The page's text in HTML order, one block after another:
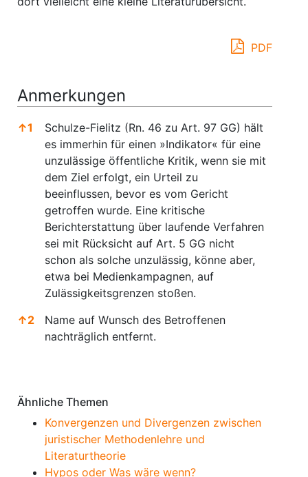
PDF
Anmerkungen
↑1
Schulze-Fielitz (Rn. 46 zu Art. 97 GG) hält
es immerhin für einen »Indikator« für eine
unzulässige öffentliche Kritik, wenn sie mit
dem Ziel erfolgt, ein Urteil zu
beeinflussen, bevor es vom Gericht
getroffen wurde. Eine kritische
Berichterstattung über laufende Verfahren
sei mit Rücksicht auf Art. 5 GG nicht
schon als solche unzulässig, könne aber,
etwa bei Medienkampagnen, auf
Zulässigkeitsgrenzen stoßen.
↑2
Name auf Wunsch des Betroffenen
nachträglich entfernt.
Ähnliche Themen
Konvergenzen und Divergenzen zwischen
juristischer Methodenlehre und
Literaturtheorie
Hypos oder Was wäre wenn?